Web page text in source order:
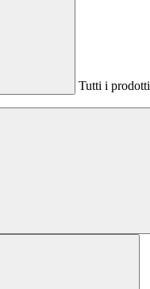
Tutti i prodotti